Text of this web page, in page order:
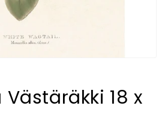
18 x